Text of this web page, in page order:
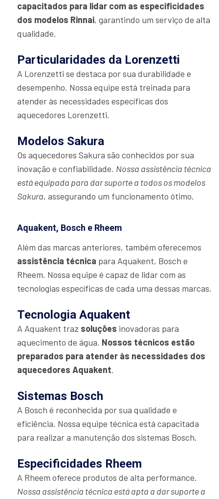
capacitados para lidar com as especificidades
dos modelos Rinnai, garantindo um serviço de alta
qualidade.
Particularidades da Lorenzetti
A Lorenzetti se destaca por sua durabilidade e
desempenho. Nossa equipe está treinada para
atender às necessidades específicas dos
aquecedores Lorenzetti.
Modelos Sakura
Os aquecedores Sakura são conhecidos por sua
inovação e confiabilidade. Nossa assistência técnica
está equipada para dar suporte a todos os modelos
Sakura, assegurando um funcionamento ótimo.
Aquakent, Bosch e Rheem
Além das marcas anteriores, também oferecemos
assistência técnica para Aquakent, Bosch e
Rheem. Nossa equipe é capaz de lidar com as
tecnologias específicas de cada uma dessas marcas.
Tecnologia Aquakent
A Aquakent traz soluções inovadoras para
aquecimento de água. Nossos técnicos estão
preparados para atender às necessidades dos
aquecedores Aquakent.
Sistemas Bosch
A Bosch é reconhecida por sua qualidade e
eficiência. Nossa equipe técnica está capacitada
para realizar a manutenção dos sistemas Bosch.
Especificidades Rheem
A Rheem oferece produtos de alta performance.
Nossa assistência técnica está apta a dar suporte a